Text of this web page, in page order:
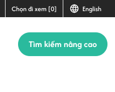
Chọn đi xem [0] English
Tìm kiếm nâng cao